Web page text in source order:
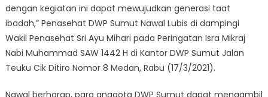
dengan kegiatan ini dapat mewujudkan generasi taat
ibadah,” Penasehat DWP Sumut Nawal Lubis di dampingi
Wakil Penasehat Sri Ayu Mihari pada Peringatan Isra Mikraj
Nabi Muhammad SAW 1442 H di Kantor DWP Sumut Jalan
Teuku Cik Ditiro Nomor 8 Medan, Rabu (17/3/2021).
Nawal berharap, para anggota DWP Sumut dapat mengambil